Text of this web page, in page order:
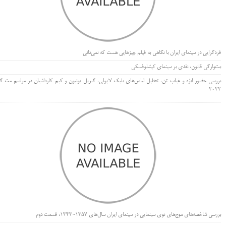
فردگرایی در سینمای ایران با نگاهی به فیلم چیزهایی هست که نمی‌دانی
بت‌وارگی قانون، نقدی بر سینمای کیشلوفسکی
بررسی حضور ابژه و غیاب تن، تحلیل لباس‌های بلیک لایولی، گبریل یونیون و کیم کارداشیان در مراسم مت
۲۰۲۲
بررسی شاخصه‌های موج‌های نوی سینمایی در سینمای ایران سال‌های 1357-1343، قسمت دوم